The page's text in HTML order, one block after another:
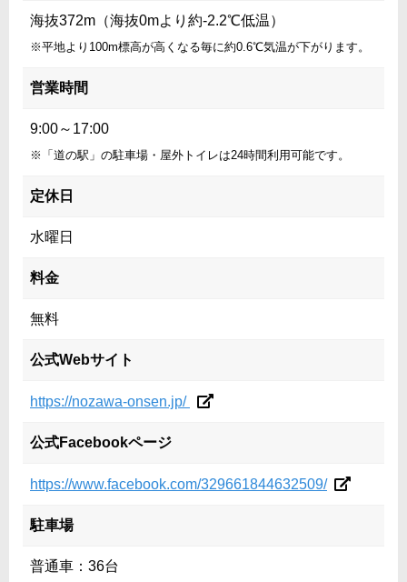
海抜372m（海抜0mより約-2.2℃低温）
※平地より100m標高が高くなる毎に約0.6℃気温が下がります。
営業時間
9:00～17:00
※「道の駅」の駐車場・屋外トイレは24時間利用可能です。
定休日
水曜日
料金
無料
公式Webサイト
https://nozawa-onsen.jp/
公式Facebookページ
https://www.facebook.com/329661844632509/
駐車場
普通車：36台